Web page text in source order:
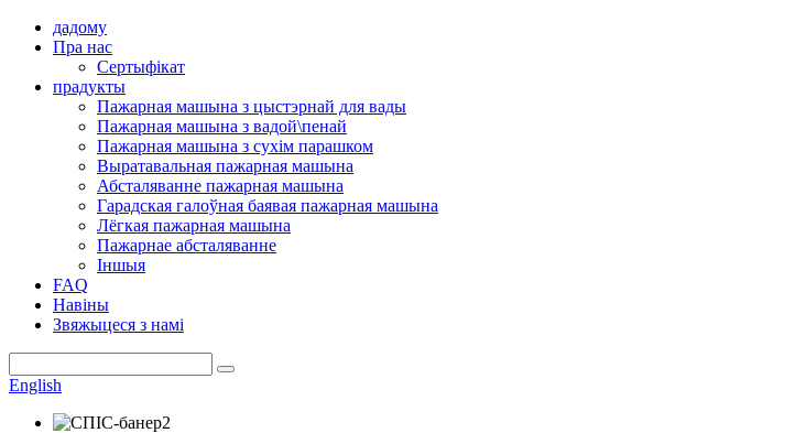
дадому
Пра нас
Сертыфікат
прадукты
Пажарная машына з цыстэрнай для вады
Пажарная машына з вадой\пенай
Пажарная машына з сухім парашком
Выратавальная пажарная машына
Абсталяванне пажарная машына
Гарадская галоўная баявая пажарная машына
Лёгкая пажарная машына
Пажарнае абсталяванне
Іншыя
FAQ
Навіны
Звяжыцеся з намі
English